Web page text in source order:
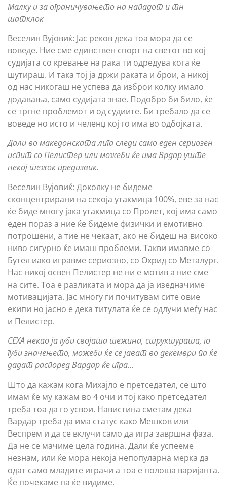
Малку и за ограничувањето на нападот и тн
шатклок
Веселин Вујовиќ: Јас реков дека тоа мора да се
воведе. Ние сме единствен спорт на светот во кој
судијата со кревање на рака ти одредува кога ќе
шутираш. И така тој ја држи раката и брои, а никој
од нас никогаш не успева да изброи колку имало
додавања, само судијата знае. Подобро би било, ќе
се тргне проблемот и од судиите. Би требало да се
воведе но исто и челенџ кој го има во одбојката.
Дали во македонската лига следи само еден сериозен
испит со Пелистер или можеби ќе има Врдар уште
некој тежок предизвик.
Веселин Вујовиќ: Доколку не бидеме
сконцентрирани на секоја утакмица 100%, еве за нас
ќе биде многу јака утакмица со Пролет, кој има само
еден пораз а ние ќе бидеме физички и емотивно
потрошени, а тие не чекаат, ако не бидеш на високо
ниво сигурно ќе имаш проблеми. Такви имавме со
Бутел иако игравме сериозно, со Охрид со Металург.
Нас никој освен Пелистер не ни е мотив а ние сме
на сите. Тоа е разликата и мора да ја изедначиме
мотивацијата. Јас многу ги почитувам сите овие
екипи но јасно е дека титулата ќе се одлучи меѓу нас
и Пелистер.
СЕХА некао ја губи својата тежина, структурата, го
губи значењето, можеби ќе се јават во декември па ќе
дадат распоред Вардар ќе игра…
Што да кажам кога Михајло е претседател, се што
имам ќе му кажам во 4 очи и тој како претседател
треба тоа да го усвои. Навистина сметам дека
Вардар треба да има статус како Мешков или
Веспрем и да се вклучи само да игра завршна фаза.
Да не се мачиме цела година. Дали ќе успееме
незнам, или ќе мора некоја непопуларна мерка да
одат само младите играчи а тоа е полоша варијанта.
Ќе почекаме па ќе видиме.